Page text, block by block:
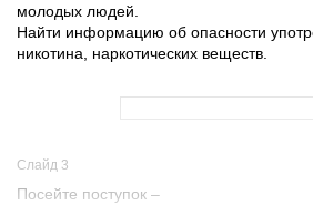
молодых людей.
Найти информацию об опасности
никотина, наркотических веществ.
Слайд 3
Посейте поступок –